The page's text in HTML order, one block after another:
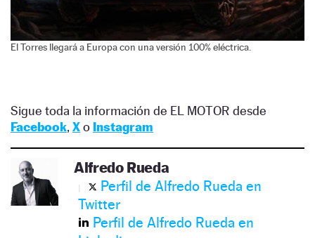
El Torres llegará a Europa con una versión 100% eléctrica.
Sigue toda la información de EL MOTOR desde
Facebook, Xo Instagram
Alfredo Rueda
Perfil de Alfredo Rueda en
Twitter
Perfil de Alfredo Rueda en